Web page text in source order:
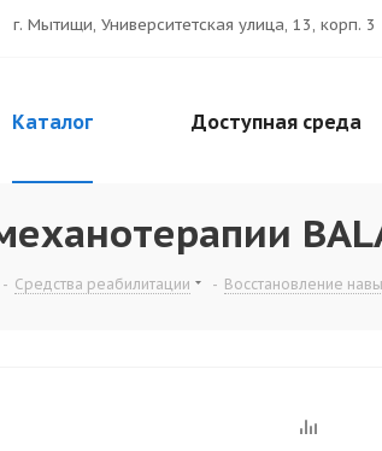
г. Мытищи, Университетская улица, 13, корп. 3
Каталог Доступная среда
- Средства реабилитации - Восстановление